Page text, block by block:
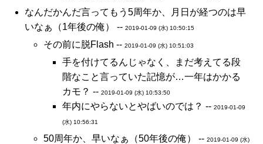
なんだかんだ言ってもう5周年か、月日が経つのは早
いなぁ（1年後の俺） -- 2019-01-09 (水) 10:50:15
その前に脱Flash -- 2019-01-09 (水) 10:51:03
手を付けてるんじゃなく、まだ考えてる段
階なこと言っていた記憶が…一年はかかる
カモ？ -- 2019-01-09 (水) 10:53:50
年内にやらないとやばいのでは？ -- 2019-01-09
(水) 10:56:31
50周年か、早いなぁ（50年後の俺） -- 2019-01-09 (水)